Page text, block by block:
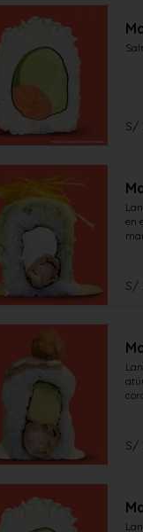
S/
en
S/
S/